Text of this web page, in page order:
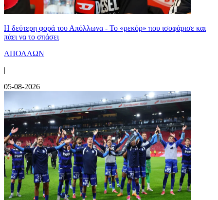
Η δεύτερη φορά του Απόλλωνα - Το «ρεκόρ» που ισοφάρισε και
πάει να το σπάσει
ΑΠΟΛΛΩΝ
|
05-08-2026